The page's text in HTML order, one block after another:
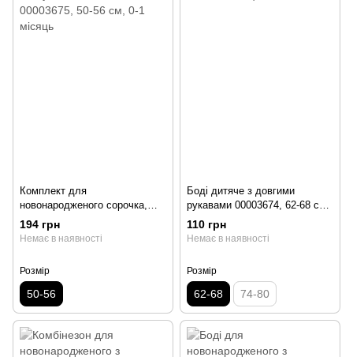
Комплект для
новонародженого сорочка,
повзунки і шапочка 00003675,
50-56 см, 0-1 місяць
194 грн
Немає в наявності
Розмір
50-56
Боді дитяче з довгими
рукавами 00003674, 62-68 см,
3-6 місяців
110 грн
Немає в наявності
Розмір
62-68 74-80